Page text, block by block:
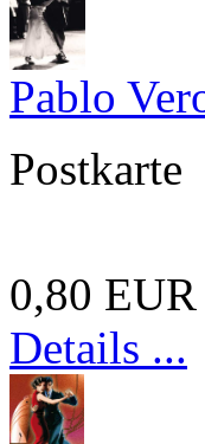
Pablo
Postkarte
0,80 EUR
Details ...